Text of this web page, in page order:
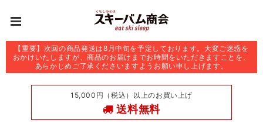
【重要】次回の商品発送は8月中旬を予定しております。大変ご迷惑を
おかけいたしますが、商品のお届けまでお時間をいただきますことを、
あらかじめご了承くださいますようお願い申し上げます。
15,000円（税込）以上のお買い上げ
送料無料